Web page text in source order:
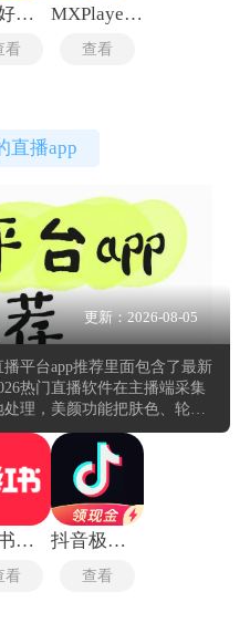
平安好生活
看
MXPlayer播放器最新版
查看
直播app
更新：2026-08-05
平台app推荐里面包含了最新
热门直播软件在主播端采集
理，美颜功能把肤色、轮廓
境杂音剥离出去，弹幕和礼
迟通道互不抢占带宽。每间
时社交场，观众发送的文字
，主播口头回应弹幕内容，
。这些平台新增的连麦功能
视频，观众或另一个主播直
话从一问一答变成多人实时
小红书国际版
看
抖音极速版最新版
查看